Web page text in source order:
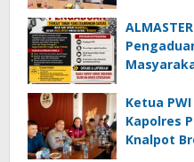
Ketua
Kapolres
Knalpot